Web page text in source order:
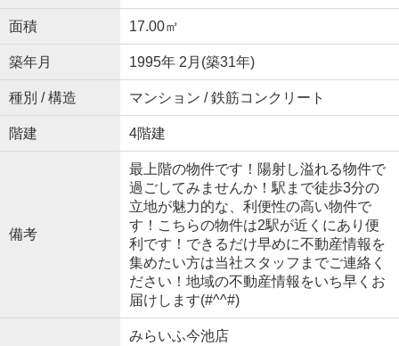
面積 17.00㎡
築年月 1995年 2月(築31年)
種別 / 構造 マンション / 鉄筋コンクリート
階建 4階建
備考
最上階の物件です！陽射し溢れる物件で
過ごしてみませんか！駅まで徒歩3分の
立地が魅力的な、利便性の高い物件で
す！こちらの物件は2駅が近くにあり便
利です！できるだけ早めに不動産情報を
集めたい方は当社スタッフまでご連絡く
ださい！地域の不動産情報をいち早くお
届けします(#^^#)
みらいふ今池店